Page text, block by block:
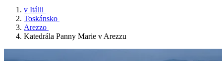
v Itálii
Toskánsko
Arezzo
Katedrála Panny Marie v Arezzu